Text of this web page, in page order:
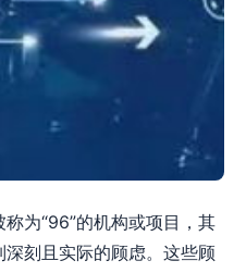
为“96”的机构或项目，其
刻且实际的顾虑。这些顾